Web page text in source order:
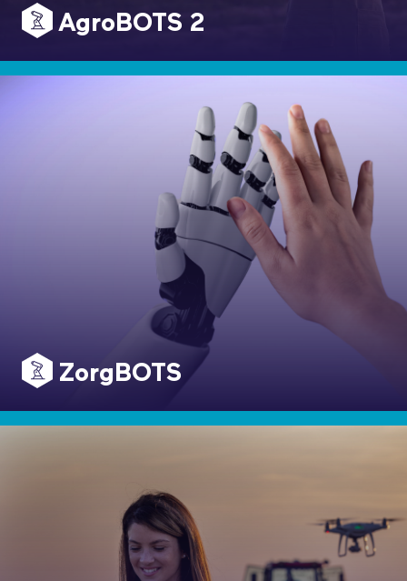
AgroBOTS 2
ZorgBOTS